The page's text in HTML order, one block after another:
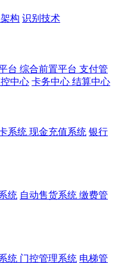
构 识别技术
台 综合前置平台 支付管
中心 卡务中心 结算中心
系统 现金充值系统 银行
统 自动售货系统 缴费管
统 门控管理系统 电梯管